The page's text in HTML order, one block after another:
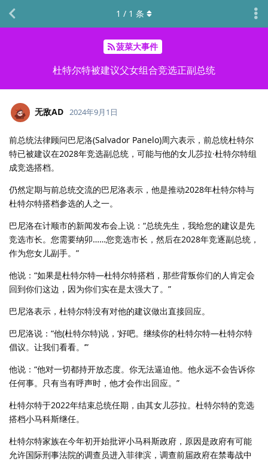
菠菜大事件
杜特尔特被建议父女组合竞选正副总统
1 / 1 条
无敌AD 2024年9月1日
前总统法律顾问巴尼洛(Salvador Panelo)周六表示，前总统杜特尔
特已被建议在2028年竞选副总统，可能与他的女儿莎拉·杜特尔特组
成竞选搭档。
仍然定期与前总统交流的巴尼洛表示，他是推动2028年杜特尔特与
杜特尔特搭档参选的人之一。
巴尼洛在计顺市的新闻发布会上说：“总统先生，我给您的建议是先
竞选市长。您需要纳卯……您竞选市长，然后在2028年竞逐副总统，
作为您女儿副手。”
他说：“如果是杜特尔特—杜特尔特搭档，那些背叛你们的人肯定会
回到你们这边，因为你们实在是太强大了。”
巴尼洛表示，杜特尔特没有对他的建议做出直接回应。
巴尼洛说：“他(杜特尔特)说，‘好吧。继续你的杜特尔特—杜特尔特
倡议。让我们看看。’”
他说：“他对一切都持开放态度。你无法逼迫他。他永远不会告诉你
任何事。只有当有呼声时，他才会作出回应。”
杜特尔特于2022年结束总统任期，由其女儿莎拉。杜特尔特的竞选
搭档小马科斯继任。
杜特尔特家族在今年初开始批评小马科斯政府，原因是政府有可能
允许国际刑事法院的调查员进入菲律滨，调查前届政府在禁毒战中